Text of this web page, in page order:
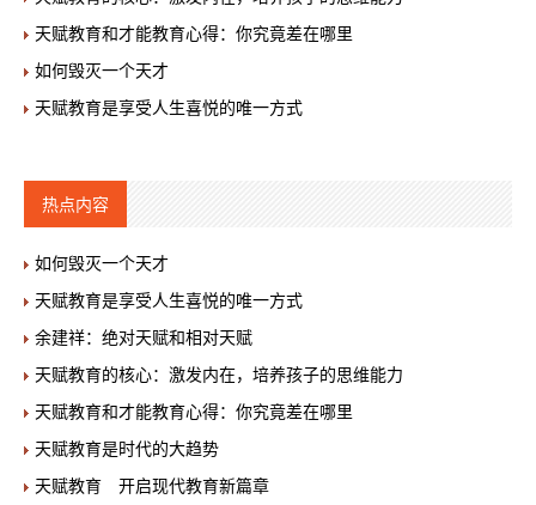
天赋教育和才能教育心得：你究竟差在哪里
如何毁灭一个天才
天赋教育是享受人生喜悦的唯一方式
热点内容
如何毁灭一个天才
天赋教育是享受人生喜悦的唯一方式
余建祥：绝对天赋和相对天赋
天赋教育的核心：激发内在，培养孩子的思维能力
天赋教育和才能教育心得：你究竟差在哪里
天赋教育是时代的大趋势
天赋教育 开启现代教育新篇章